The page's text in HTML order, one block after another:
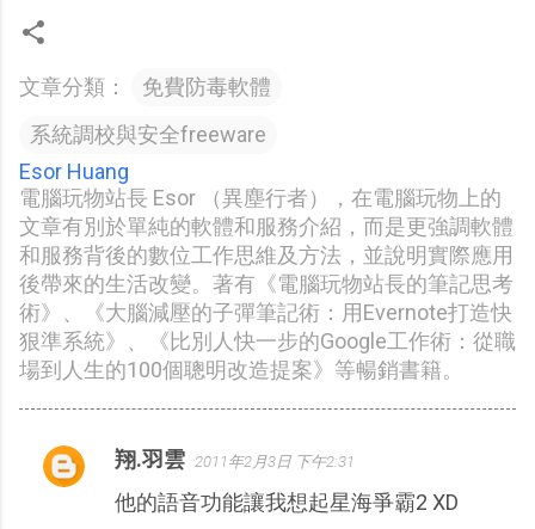
文章分類：
免費防毒軟體
系統調校與安全freeware
Esor Huang
電腦玩物站長 Esor （異塵行者），在電腦玩物上的
文章有別於單純的軟體和服務介紹，而是更強調軟體
和服務背後的數位工作思維及方法，並說明實際應用
後帶來的生活改變。著有《電腦玩物站長的筆記思考
術》、《大腦減壓的子彈筆記術：用Evernote打造快
狠準系統》、《比別人快一步的Google工作術：從職
場到人生的100個聰明改造提案》等暢銷書籍。
留
翔.羽雲 2011年2月3日 下午2:31
他的語音功能讓我想起星海爭霸2 XD